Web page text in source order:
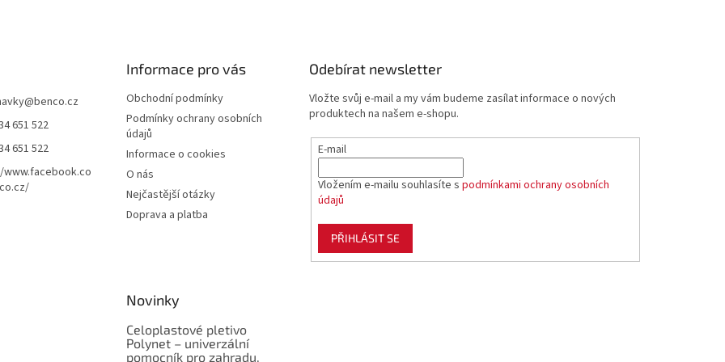
@benco.cz
651 522
651 522
Informace pro vás
Obchodní podmínky
Podmínky ochrany osobních
údajů
Informace o cookies
O nás
Nejčastější otázky
Doprava a platba
Odebírat newsletter
Vložte svůj e-mail a my vám budeme zasílat informace o nových
produktech na našem e-shopu.
E-mail
Vložením e-mailu souhlasíte spodmínkami ochrany osobních
údajů
PŘIHLÁSIT SE
Novinky
Celoplastové pletivo
Polynet – univerzální
pomocník pro zahradu,